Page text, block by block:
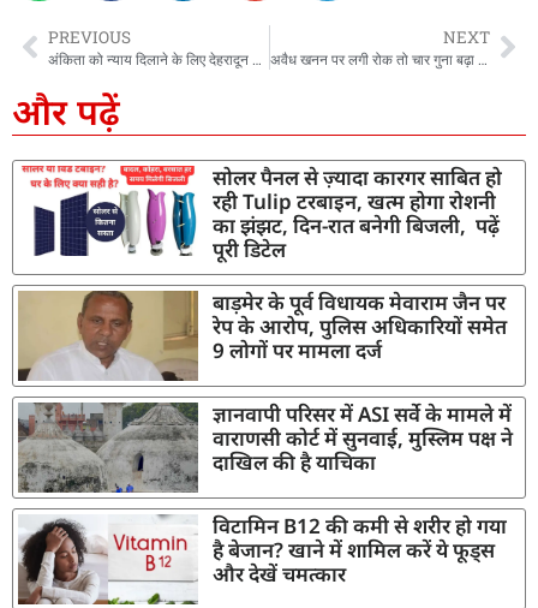
PREVIOUS
अंकिता को न्याय दिलाने के लिए देहरादून में होगी महापंचायत, लोकगायक नरेंद्र सिंह नेगी ने की ये अपील
NEXT
अवैध खनन पर लगी रोक तो चार गुना बढ़ा राजस्व, धामी सरकार की पारदर्शी नीतियों से खनन को लेकर बदली अवधारणा
और पढ़ें
सोलर पैनल से ज़्यादा कारगर साबित हो
रही Tulip टरबाइन, खत्म होगा रोशनी
का झंझट, दिन-रात बनेगी बिजली, पढ़ें
पूरी डिटेल
बाड़मेर के पूर्व विधायक मेवाराम जैन पर
रेप के आरोप, पुलिस अधिकारियों समेत
9 लोगों पर मामला दर्ज
ज्ञानवापी परिसर में ASI सर्वे के मामले में
वाराणसी कोर्ट में सुनवाई, मुस्लिम पक्ष ने
दाखिल की है याचिका
विटामिन B12 की कमी से शरीर हो गया
है बेजान? खाने में शामिल करें ये फूड्स
और देखें चमत्कार